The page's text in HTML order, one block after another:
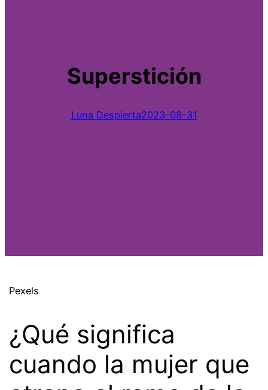
Superstición
Luna Despierta2023-08-31
Pexels
¿Qué significa
cuando la mujer que